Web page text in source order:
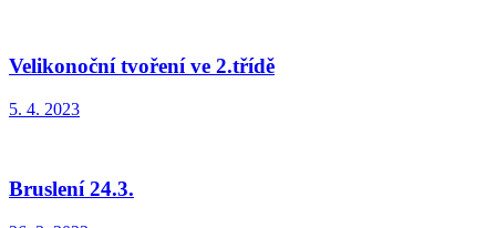
Velikonoční tvoření ve 2.třídě
5. 4. 2023
Bruslení 24.3.